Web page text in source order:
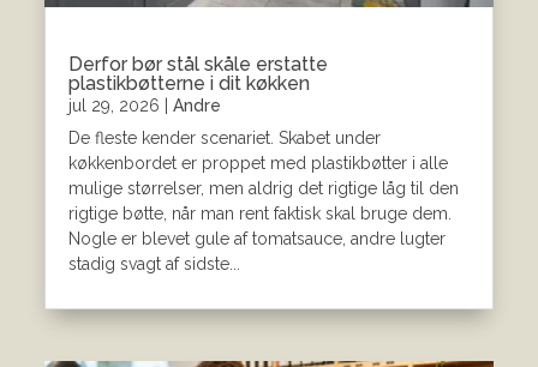
Derfor bør stål skåle erstatte
plastikbøtterne i dit køkken
jul 29, 2026 |Andre
De fleste kender scenariet. Skabet under
køkkenbordet er proppet med plastikbøtter i alle
mulige størrelser, men aldrig det rigtige låg til den
rigtige bøtte, når man rent faktisk skal bruge dem.
Nogle er blevet gule af tomatsauce, andre lugter
stadig svagt af sidste...